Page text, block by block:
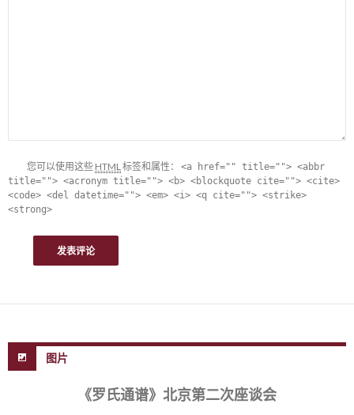
您可以使用这些 HTML标签和属性： <a href="" title=""> <abbr
title=""> <acronym title=""> <b> <blockquote cite=""> <cite>
<code> <del datetime=""> <em> <i> <q cite=""> <strike>
<strong>
图片
《罗氏通谱》北京第二次座谈会